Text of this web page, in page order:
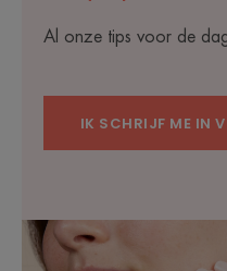
Al onze tips voor de
IK SCHRIJF ME IN